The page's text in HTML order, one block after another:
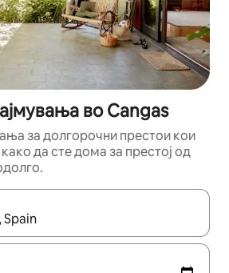
во Cangas
за долгорочни престои кои
да сте дома за престој од
достапни, движете се со копчињата